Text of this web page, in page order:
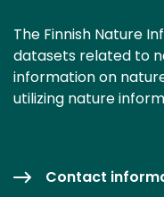
The Finnish Nature
datasets related to
information on
utilizing nature
Contact